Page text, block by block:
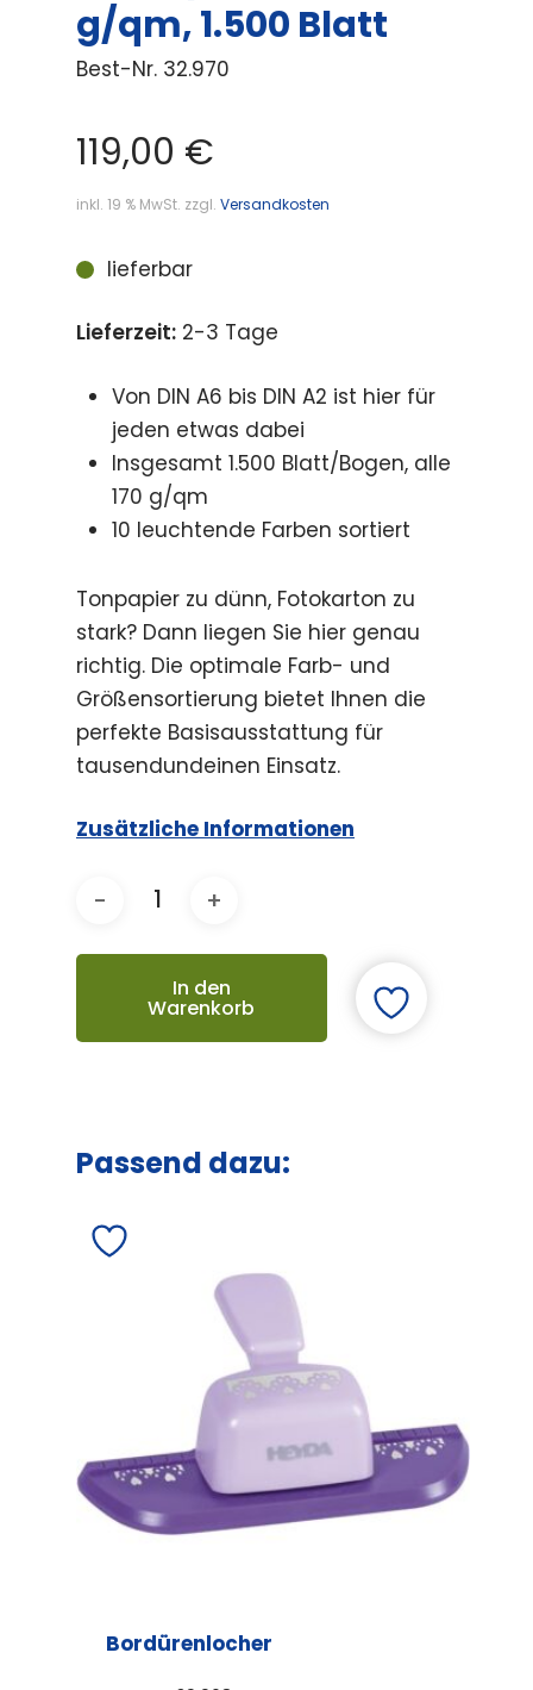
g/qm, 1.500 Blatt
Best-Nr. 32.970
119,00 €
inkl. 19 % MwSt. zzgl. Versandkosten
lieferbar
Lieferzeit: 2-3 Tage
Von DIN A6 bis DIN A2 ist hier für
jeden etwas dabei
Insgesamt 1.500 Blatt/Bogen, alle
170 g/qm
10 leuchtende Farben sortiert
Tonpapier zu dünn, Fotokarton zu
stark? Dann liegen Sie hier genau
richtig. Die optimale Farb- und
Größensortierung bietet Ihnen die
perfekte Basisausstattung für
tausendundeinen Einsatz.
Zusätzliche Informationen
In den
Warenkorb
Passend dazu:
Bordürenlocher